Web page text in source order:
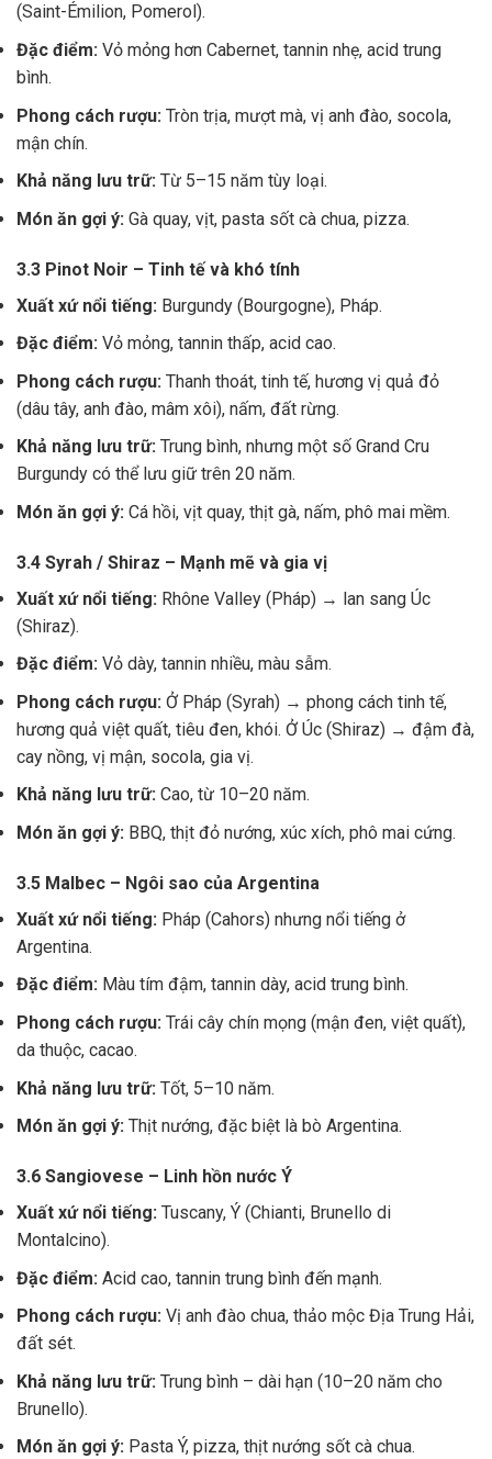
(Saint-Émilion, Pomerol).
Đặc điểm: Vỏ mỏng hơn Cabernet, tannin nhẹ, acid trung
bình.
Phong cách rượu: Tròn trịa, mượt mà, vị anh đào, socola,
mận chín.
Khả năng lưu trữ: Từ 5–15 năm tùy loại.
Món ăn gợi ý: Gà quay, vịt, pasta sốt cà chua, pizza.
3.3 Pinot Noir – Tinh tế và khó tính
Xuất xứ nổi tiếng: Burgundy (Bourgogne), Pháp.
Đặc điểm: Vỏ mỏng, tannin thấp, acid cao.
Phong cách rượu: Thanh thoát, tinh tế, hương vị quả đỏ
(dâu tây, anh đào, mâm xôi), nấm, đất rừng.
Khả năng lưu trữ: Trung bình, nhưng một số Grand Cru
Burgundy có thể lưu giữ trên 20 năm.
Món ăn gợi ý: Cá hồi, vịt quay, thịt gà, nấm, phô mai mềm.
3.4 Syrah / Shiraz – Mạnh mẽ và gia vị
Xuất xứ nổi tiếng: Rhône Valley (Pháp) → lan sang Úc
(Shiraz).
Đặc điểm: Vỏ dày, tannin nhiều, màu sẫm.
Phong cách rượu: Ở Pháp (Syrah) → phong cách tinh tế,
hương quả việt quất, tiêu đen, khói. Ở Úc (Shiraz) → đậm đà,
cay nồng, vị mận, socola, gia vị.
Khả năng lưu trữ: Cao, từ 10–20 năm.
Món ăn gợi ý: BBQ, thịt đỏ nướng, xúc xích, phô mai cứng.
3.5 Malbec – Ngôi sao của Argentina
Xuất xứ nổi tiếng: Pháp (Cahors) nhưng nổi tiếng ở
Argentina.
Đặc điểm: Màu tím đậm, tannin dày, acid trung bình.
Phong cách rượu: Trái cây chín mọng (mận đen, việt quất),
da thuộc, cacao.
Khả năng lưu trữ: Tốt, 5–10 năm.
Món ăn gợi ý: Thịt nướng, đặc biệt là bò Argentina.
3.6 Sangiovese – Linh hồn nước Ý
Xuất xứ nổi tiếng: Tuscany, Ý (Chianti, Brunello di
Montalcino).
Đặc điểm: Acid cao, tannin trung bình đến mạnh.
Phong cách rượu: Vị anh đào chua, thảo mộc Địa Trung Hải,
đất sét.
Khả năng lưu trữ: Trung bình – dài hạn (10–20 năm cho
Brunello).
Món ăn gợi ý: Pasta Ý, pizza, thịt nướng sốt cà chua.